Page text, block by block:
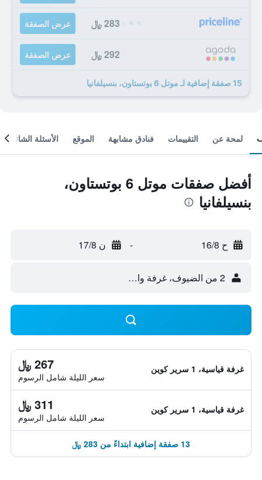
283 ﷼ عرض الصفقة
292 ﷼ عرض الصفقة
15 صفقة إضافية لـ موتل 6 بوتستاون، بنسيلفانيا
لمحة عن التقييمات فنادق مشابهة الموقع الأسئلة الشائعة
أفضل صفقات موتل 6 بوتستاون،
بنسيلفانيا
ح 16/8 - ن 17/8
2 من الضيوف، غرفة واحدة
غرفة قياسية، 1 سرير كوين 267 ﷼
سعر الليلة شامل الرسوم
غرفة قياسية، 1 سرير كوين 311 ﷼
سعر الليلة شامل الرسوم
13 صفقة إضافية ابتداءً من 283 ﷼